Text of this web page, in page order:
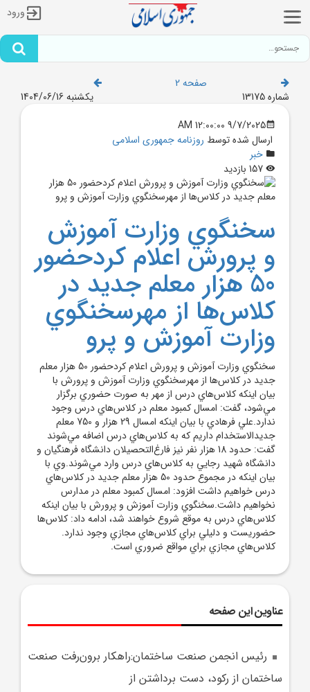
ورود
صفحه 2
شماره 13175
یکشنبه 1404/06/16
9/7/2025 12:00:00 AM
ارسال شده توسط روزنامه جمهوری اسلامی
خبر
سخنگوي وزارت آموزش
و پرورش اعلام کردحضور
50 هزار معلم جديد در
کلاس‌ها از مهرسخنگوي
وزارت آموزش و پرو
سخنگوي وزارت آموزش و پرورش اعلام کردحضور 50 هزار معلم
جديد در کلاس‌ها از مهرسخنگوي وزارت آموزش و پرورش با
بيان اينکه کلاس‌هاي درس از مهر به صورت حضوري برگزار
مي‌شود، گفت: امسال کمبود معلم در کلاس‌هاي درس وجود
ندارد.علي فرهادي با بيان اينکه امسال 29 هزار و 750 معلم
جديدالاستخدام داريم که به کلاس‌هاي درس اضافه مي‌شوند
گفت: حدود 18 هزار نفر نيز فارغ‌التحصيلان دانشگاه فرهنگيان و
دانشگاه شهيد رجايي به کلاس‌هاي درس وارد مي‌شوند.وي با
بيان اينکه در مجموع حدود 50 هزار معلم جديد در کلاس‌هاي
درس خواهيم داشت افزود: امسال کمبود معلم در مدارس
نخواهيم داشت.سخنگوي وزارت آموزش و پرورش با بيان اينکه
کلاس‌هاي درس به موقع شروع خواهند شد، ادامه داد: کلاس‌ها
حضوريست و دليلي براي کلاس‌هاي مجازي وجود ندارد.
کلاس‌هاي مجازي براي مواقع ضروري است.
عناوین این صفحه
رئيس انجمن صنعت ساختمان:راهکار برون‌رفت صنعت
ساختمان از رکود، دست برداشتن از